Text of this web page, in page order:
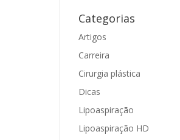
Categorias
Artigos
Carreira
Cirurgia plástica
Dicas
Lipoaspiração
Lipoaspiração HD